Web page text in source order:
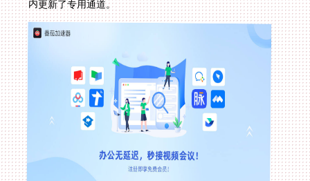
内更新了专用通道。